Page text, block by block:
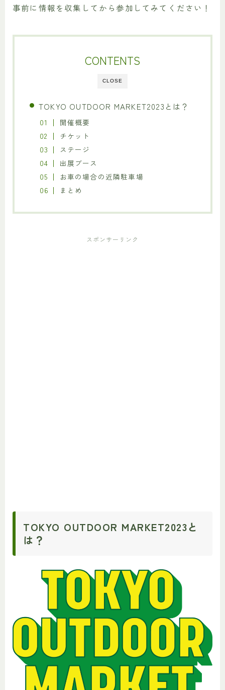
事前に情報を収集してから参加してみてください！
CLOSE
CONTENTS
TOKYO OUTDOOR MARKET2023とは？
開催概要
チケット
ステージ
出展ブース
お車の場合の近隣駐車場
まとめ
スポンサーリンク
TOKYO OUTDOOR MARKET2023と
は？